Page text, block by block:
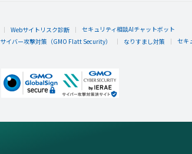
Webサイトリスク診断
セキュリティ相談AIチャットボット
サイバー攻撃対策（GMO Flatt Security） なりすまし対策 セキ